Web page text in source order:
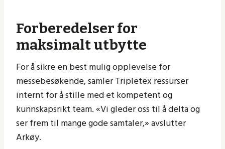
Forberedelser for
maksimalt utbytte
For å sikre en best mulig opplevelse for
messebesøkende, samler Tripletex ressurser
internt for å stille med et kompetent og
kunnskapsrikt team. «Vi gleder oss til å delta og
ser frem til mange gode samtaler,» avslutter
Arkøy.